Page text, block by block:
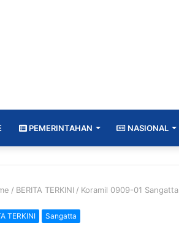
PEMERINTAHAN NASIONAL
/ BERITA TERKINI / Koramil 0909-01
TERKINI Sangatta